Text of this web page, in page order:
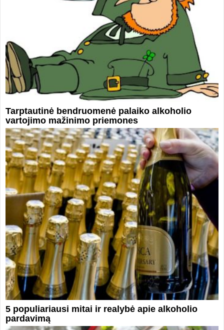
Tarptautinė bendruomenė palaiko alkoholio
vartojimo mažinimo priemones
5 populiariausi mitai ir realybė apie alkoholio
pardavimą